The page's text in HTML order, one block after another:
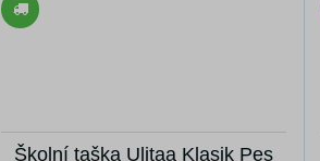
Školní taška Ulitaa Klasik Pes